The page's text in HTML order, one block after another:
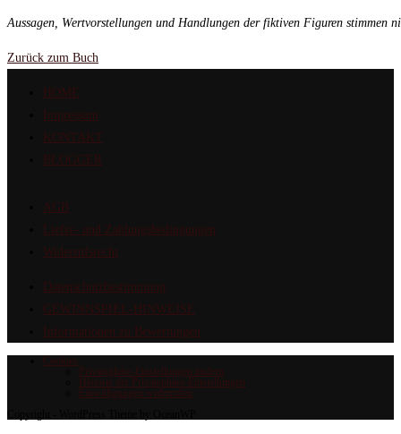
Aussagen, Wertvorstellungen und Handlungen der fiktiven Figuren stimmen
Zurück zum Buch
HOME
Impressum
KONTAKT
BLOGGER
AGB
Liefer- und Zahlungsbedingungen
Widerrufsrecht
Datenschutzbestimmung
GEWINNSPIEL-HINWEISE
Informationen zu Bewertungen
Cookies
Privatsphäre-Einstellungen ändern
Historie der Privatsphäre-Einstellungen
Einwilligungen widerrufen